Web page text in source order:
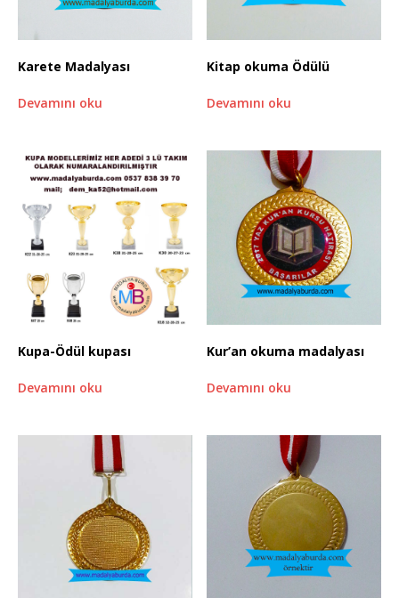
Karete Madalyası
Devamını oku
Kitap okuma Ödülü
Devamını oku
Kupa-Ödül kupası
Devamını oku
Kur’an okuma madalyası
Devamını oku